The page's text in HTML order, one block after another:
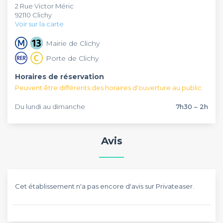
convives, n’hésitez pas à commander un bon verre de vin,
de bière ou encore des cocktails.
profiterez d’une bonne qualité de service. Ouvert tous les
jours, de 7h à 2h du matin, ce bar vous conviendra sans
aucun doute. Alors, suivant votre planning, pensez à réserver
sur Privateaser le plus tôt possible.
2 Rue Victor Méric
92110 Clichy
Voir sur la carte
Mairie de Clichy
Porte de Clichy
Horaires de réservation
Peuvent être différents des horaires d'ouverture au public
Du lundi au dimanche 7h30 – 2h
Avis
Cet établissement n'a pas encore d'avis sur Privateaser.